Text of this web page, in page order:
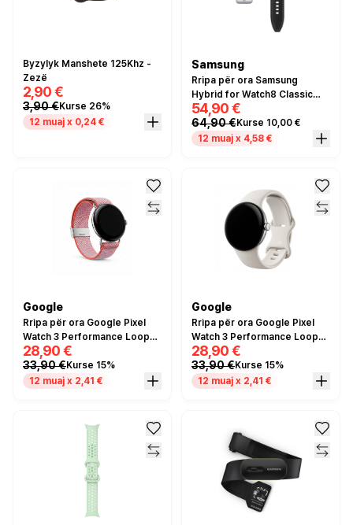
Byzylyk Manshete 125Khz -
Zezë
2,90 €
3,90 €Kurse 26%
12 muaj x 0,24 €
Samsung
Rripa për ora Samsung
Hybrid for Watch8 Classic
(S/M/L) - Zezë
54,90 €
64,90 €Kurse 10,00 €
12 muaj x 4,58 €
Google
Rripa për ora Google Pixel
Watch 3 Performance Loop
Band / 45mm - Rozë
28,90 €
33,90 €Kurse 15%
12 muaj x 2,41 €
Google
Rripa për ora Google Pixel
Watch 3 Performance Loop
Band / 41mm - Porcelain
28,90 €
33,90 €Kurse 15%
12 muaj x 2,41 €